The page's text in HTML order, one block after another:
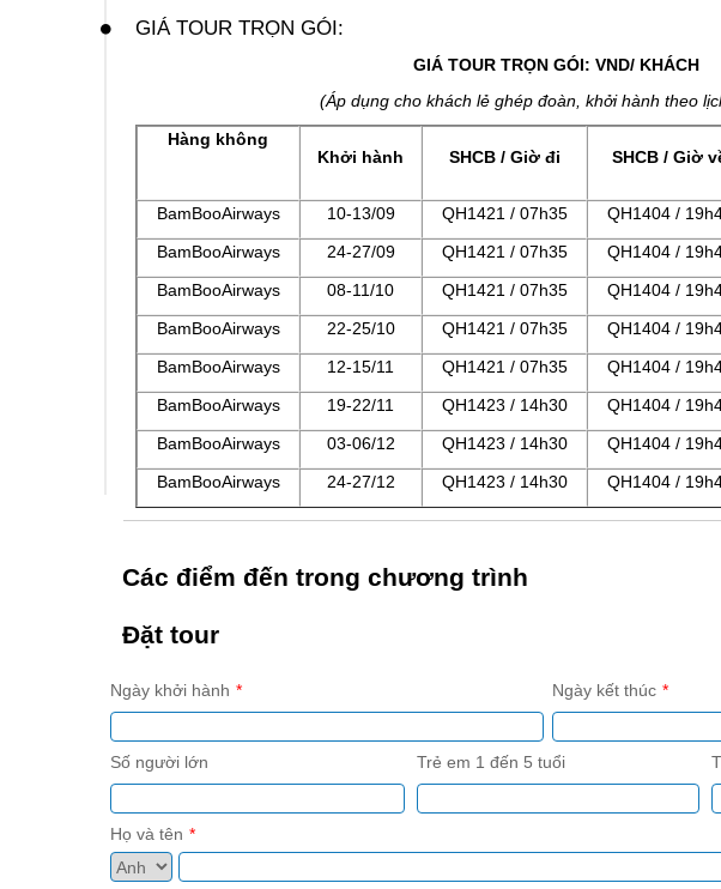
GIÁ TOUR TRỌN GÓI:
GIÁ TOUR TRỌN GÓI: VND/ KHÁCH
(Áp dụng cho khách lẻ ghép đoàn, khởi hành theo
Hàng không
Khởi hành
SHCB / Giờ đi SHCB / Giờ
BamBooAirways 10-13/09 QH1421 / 07h35 QH1404 /
BamBooAirways
24-27/09 QH1421 / 07h35 QH1404 /
BamBooAirways
08-11/10 QH1421 / 07h35 QH1404 /
BamBooAirways
22-25/10 QH1421 / 07h35 QH1404 /
BamBooAirways
12-15/11 QH1421 / 07h35 QH1404 /
BamBooAirways
19-22/11 QH1423 / 14h30 QH1404 /
BamBooAirways
03-06/12 QH1423 / 14h30 QH1404 /
BamBooAirways
24-27/12 QH1423 / 14h30 QH1404 /
Các điểm đến trong chương trình
Đặt tour
Ngày khởi hành Ngày kết thúc
Số người lớn Trẻ em 1 đến 5 tuổi
Họ và tên